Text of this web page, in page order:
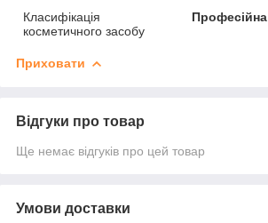
Класифікація
косметичного засобу
Професійна
Приховати
Відгуки про товар
Ще немає відгуків про цей товар
Умови доставки